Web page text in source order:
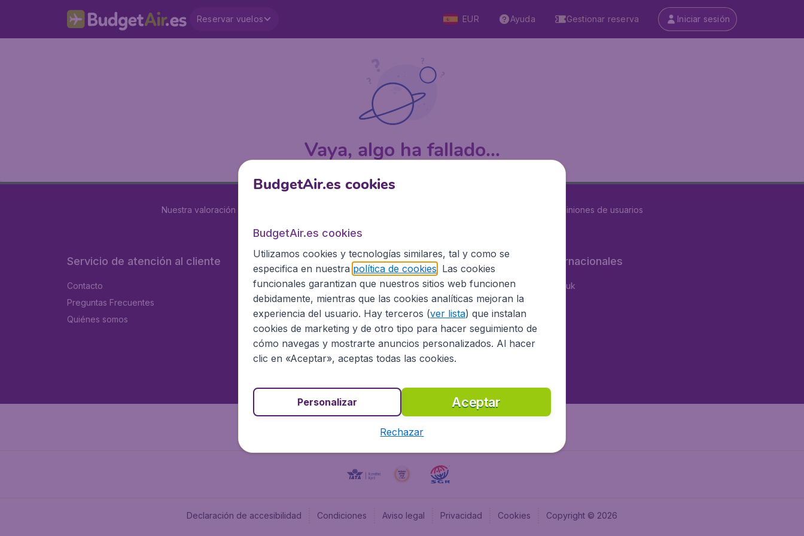
Reservar vuelos EUR Ayuda Gestionar reserva Iniciar sesión
Vaya, algo ha fallado...
Nuestra valoración es opiniones de usuarios
Servicio de atención al cliente
Contacto
Preguntas Frecuentes
Quiénes somos
BudgetAir.es
Programa afiliados
Información Legal
Oportunidades profesionales
Sitios internacionales
BudgetAir.co.uk
Flugladen.de
BudgetAir.fr
Declaración de accesibilidad Condiciones Aviso legal Privacidad Cookies Copyright © 2026
BudgetAir.es cookies
BudgetAir.es cookies
Utilizamos cookies y tecnologías similares, tal y como se
especifica en nuestra política de cookies . Las cookies
funcionales garantizan que nuestros sitios web funcionen
debidamente, mientras que las cookies analíticas mejoran la
experiencia del usuario. Hay terceros (ver lista) que instalan
cookies de marketing y de otro tipo para hacer seguimiento de
cómo navegas y mostrarte anuncios personalizados. Al hacer
clic en «Aceptar», aceptas todas las cookies.
Aceptar
Personalizar
Rechazar